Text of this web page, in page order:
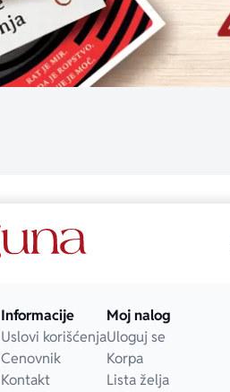
Informacije
Uslovi korišćenja
Cenovnik
Kontakt
Moj nalog
Uloguj se
Korpa
Lista želja